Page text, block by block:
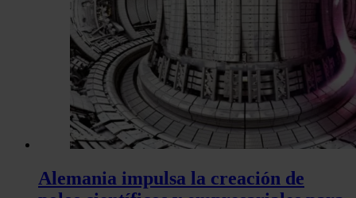
Alemania impulsa la creación de